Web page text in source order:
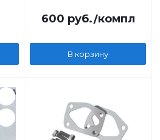
Автопродукт
600 руб./компл
В корзину